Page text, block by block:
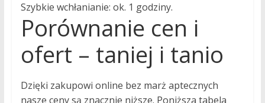
Szybkie wchłanianie: ok. 1 godziny.
Porównanie cen i
ofert – taniej i tanio
Dzięki zakupowi online bez marż aptecznych
nasze ceny są znacznie niższe. Poniższa tabela